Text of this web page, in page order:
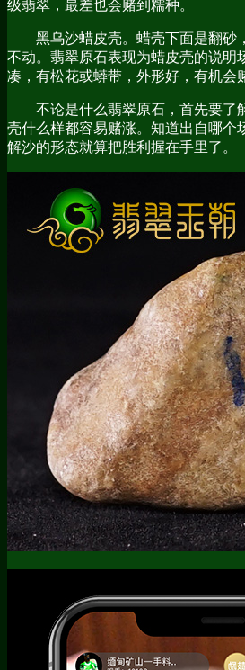
级翡翠，最差也会赌到糯种。
黑乌沙蜡皮壳。蜡壳下面是翻砂
不动。翡翠原石表现为蜡皮壳的说明
凑，有松花或蟒带，外形好，有机会
不论是什么翡翠原石，首先要了
壳什么样都容易赌涨。知道出自哪个
解沙的形态就算把胜利握在手里了。